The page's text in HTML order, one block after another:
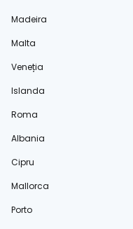
Madeira
Malta
Veneția
Islanda
Roma
Albania
Cipru
Mallorca
Porto